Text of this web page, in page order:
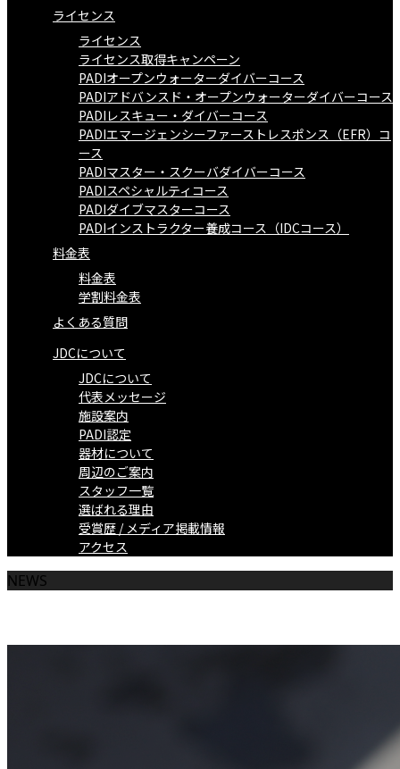
ライセンス
ライセンス
ライセンス取得キャンペーン
PADIオープンウォーターダイバーコース
PADIアドバンスド・オープンウォーターダイバーコース
PADIレスキュー・ダイバーコース
PADIエマージェンシーファーストレスポンス（EFR）コ
ース
PADIマスター・スクーバダイバーコース
PADIスペシャルティコース
PADIダイブマスターコース
PADIインストラクター養成コース（IDCコース）
料金表
料金表
学割料金表
よくある質問
JDCについて
JDCについて
代表メッセージ
施設案内
PADI認定
器材について
周辺のご案内
スタッフ一覧
選ばれる理由
受賞歴 / メディア掲載情報
アクセス
NEWS